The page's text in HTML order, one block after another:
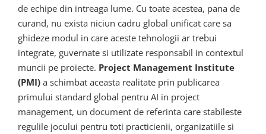
de echipe din intreaga lume. Cu toate acestea, pana de
curand, nu exista niciun cadru global unificat care sa
ghideze modul in care aceste tehnologii ar trebui
integrate, guvernate si utilizate responsabil in contextul
muncii pe proiecte. Project Management Institute
(PMI) a schimbat aceasta realitate prin publicarea
primului standard global pentru AI in project
management, un document de referinta care stabileste
regulile jocului pentru toti practicienii, organizatiile si